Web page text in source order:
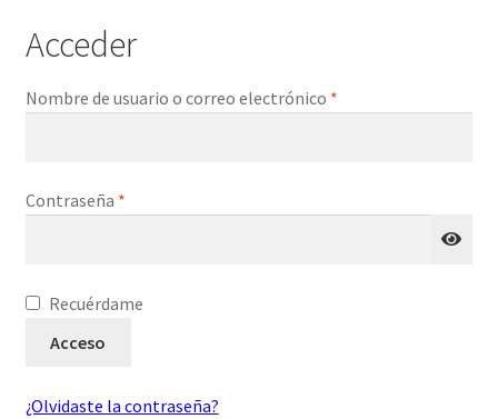
Mi cuenta
Acceder
Nombre de usuario o correo electrónico *Obligatorio
Contraseña *Obligatorio
Recuérdame
Acceso
¿Olvidaste la contraseña?